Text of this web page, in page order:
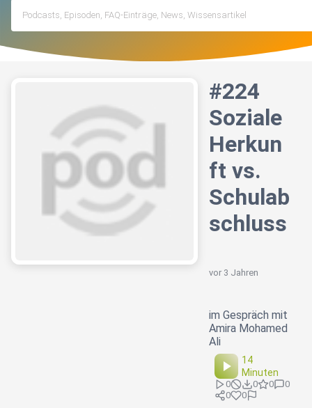
#224
Soziale
Herkun
ft vs.
Schulab
schluss
vor 3 Jahren
im Gespräch mit
Amira Mohamed
Ali
14
Minuten
0 0 0
0
0
0